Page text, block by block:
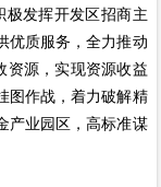
极发挥开发区招商主
优质服务，全力推动
资源，实现资源收益
图作战，着力破解精
产业园区，高标准谋